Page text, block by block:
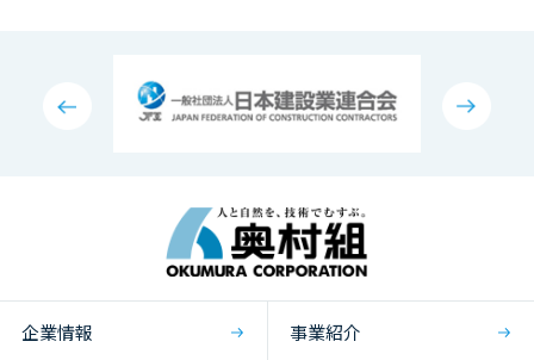
企業情報 事業紹介